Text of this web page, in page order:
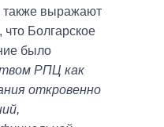
также выражают
Болгарское
было
РПЦ как
откровенно